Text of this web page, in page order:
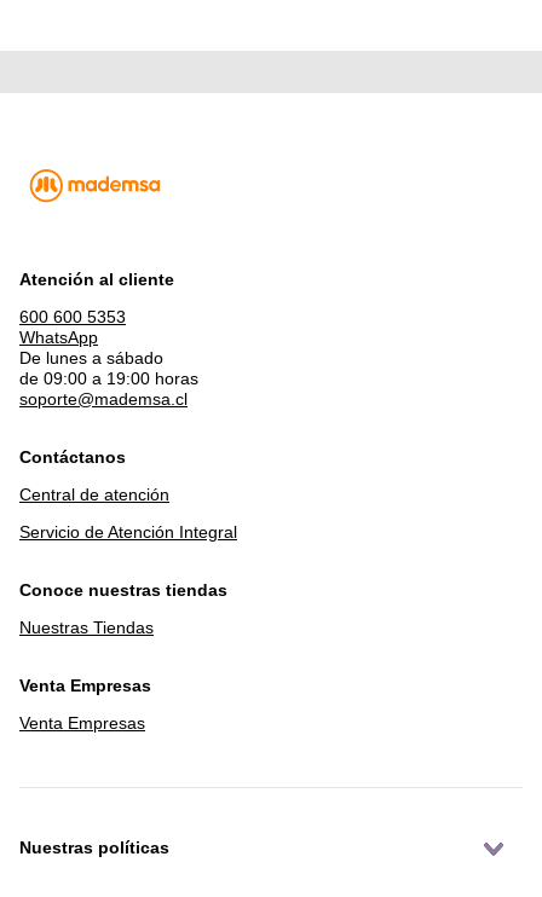
Atención al cliente
600 600 5353
WhatsApp
De lunes a sábado
de 09:00 a 19:00 horas
soporte@mademsa.cl
Contáctanos
Central de atención
Servicio de Atención Integral
Conoce nuestras tiendas
Nuestras Tiendas
Venta Empresas
Venta Empresas
Nuestras políticas